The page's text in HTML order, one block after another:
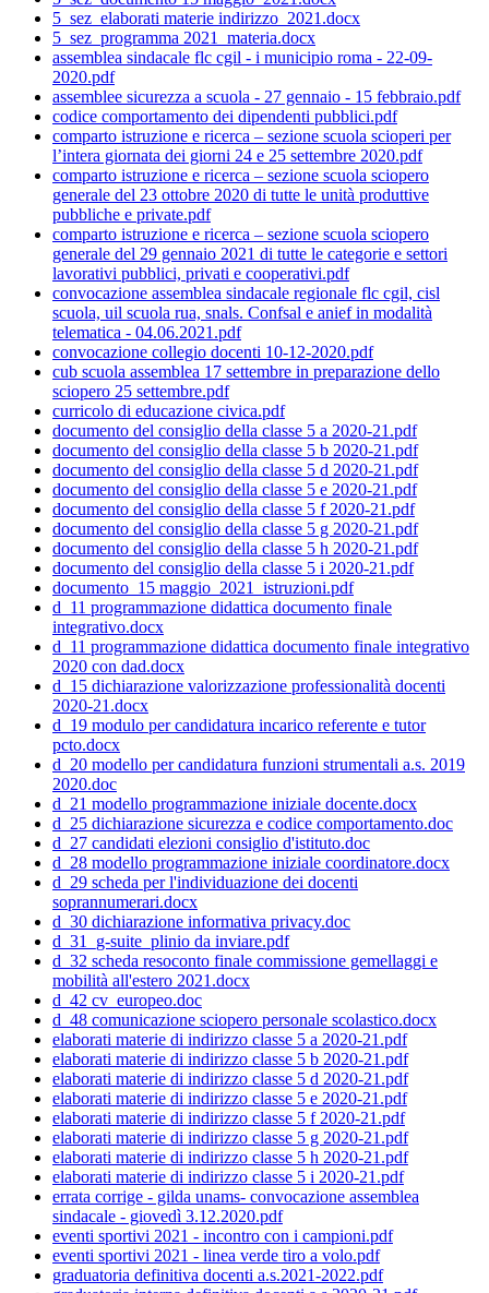
5_sez_elaborati materie indirizzo_2021.docx
5_sez_programma 2021_materia.docx
assemblea sindacale flc cgil - i municipio roma - 22-09-
2020.pdf
assemblee sicurezza a scuola - 27 gennaio - 15 febbraio.pdf
codice comportamento dei dipendenti pubblici.pdf
comparto istruzione e ricerca – sezione scuola scioperi per
l’intera giornata dei giorni 24 e 25 settembre 2020.pdf
comparto istruzione e ricerca – sezione scuola sciopero
generale del 23 ottobre 2020 di tutte le unità produttive
pubbliche e private.pdf
comparto istruzione e ricerca – sezione scuola sciopero
generale del 29 gennaio 2021 di tutte le categorie e settori
lavorativi pubblici, privati e cooperativi.pdf
convocazione assemblea sindacale regionale flc cgil, cisl
scuola, uil scuola rua, snals. Confsal e anief in modalità
telematica - 04.06.2021.pdf
convocazione collegio docenti 10-12-2020.pdf
cub scuola assemblea 17 settembre in preparazione dello
sciopero 25 settembre.pdf
curricolo di educazione civica.pdf
documento del consiglio della classe 5 a 2020-21.pdf
documento del consiglio della classe 5 b 2020-21.pdf
documento del consiglio della classe 5 d 2020-21.pdf
documento del consiglio della classe 5 e 2020-21.pdf
documento del consiglio della classe 5 f 2020-21.pdf
documento del consiglio della classe 5 g 2020-21.pdf
documento del consiglio della classe 5 h 2020-21.pdf
documento del consiglio della classe 5 i 2020-21.pdf
documento_15 maggio_2021_istruzioni.pdf
d_11 programmazione didattica documento finale
integrativo.docx
d_11 programmazione didattica documento finale integrativo
2020 con dad.docx
d_15 dichiarazione valorizzazione professionalità docenti
2020-21.docx
d_19 modulo per candidatura incarico referente e tutor
pcto.docx
d_20 modello per candidatura funzioni strumentali a.s. 2019
2020.doc
d_21 modello programmazione iniziale docente.docx
d_25 dichiarazione sicurezza e codice comportamento.doc
d_27 candidati elezioni consiglio d'istituto.doc
d_28 modello programmazione iniziale coordinatore.docx
d_29 scheda per l'individuazione dei docenti
soprannumerari.docx
d_30 dichiarazione informativa privacy.doc
d_31_g-suite_plinio da inviare.pdf
d_32 scheda resoconto finale commissione gemellaggi e
mobilità all'estero 2021.docx
d_42 cv_europeo.doc
d_48 comunicazione sciopero personale scolastico.docx
elaborati materie di indirizzo classe 5 a 2020-21.pdf
elaborati materie di indirizzo classe 5 b 2020-21.pdf
elaborati materie di indirizzo classe 5 d 2020-21.pdf
elaborati materie di indirizzo classe 5 e 2020-21.pdf
elaborati materie di indirizzo classe 5 f 2020-21.pdf
elaborati materie di indirizzo classe 5 g 2020-21.pdf
elaborati materie di indirizzo classe 5 h 2020-21.pdf
elaborati materie di indirizzo classe 5 i 2020-21.pdf
errata corrige - gilda unams- convocazione assemblea
sindacale - giovedì 3.12.2020.pdf
eventi sportivi 2021 - incontro con i campioni.pdf
eventi sportivi 2021 - linea verde tiro a volo.pdf
graduatoria definitiva docenti a.s.2021-2022.pdf